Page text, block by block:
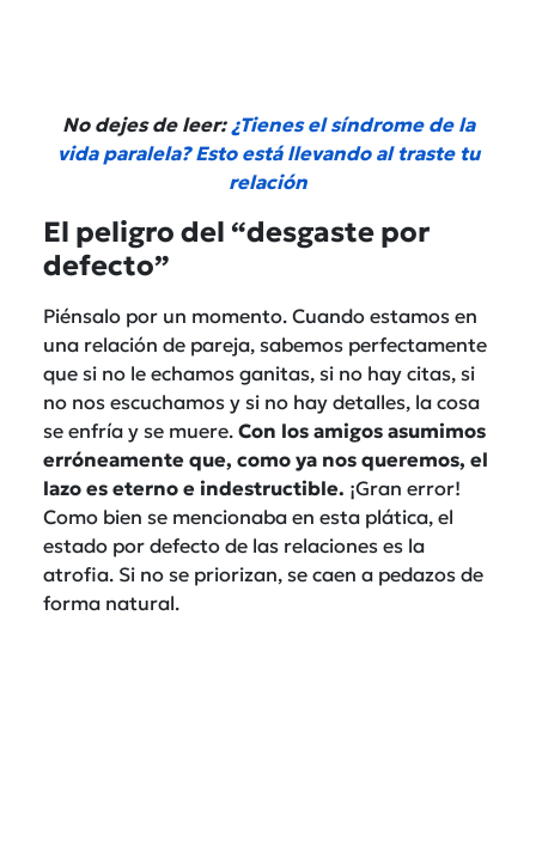
No dejes de leer: ¿Tienes el síndrome de la
vida paralela? Esto está llevando al traste tu
relación
El peligro del “desgaste por
defecto”
Piénsalo por un momento. Cuando estamos en
una relación de pareja, sabemos perfectamente
que si no le echamos ganitas, si no hay citas, si
no nos escuchamos y si no hay detalles, la cosa
se enfría y se muere. Con los amigos asumimos
erróneamente que, como ya nos queremos, el
lazo es eterno e indestructible. ¡Gran error!
Como bien se mencionaba en esta plática, el
estado por defecto de las relaciones es la
atrofia. Si no se priorizan, se caen a pedazos de
forma natural.